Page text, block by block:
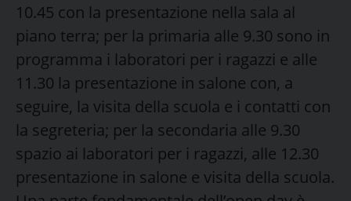
10.45 con la presentazione nella sala al
piano terra; per la primaria alle 9.30 sono in
programma i laboratori per i ragazzi e alle
11.30 la presentazione in salone con, a
seguire, la visita della scuola e i contatti con
la segreteria; per la secondaria alle 9.30
spazio ai laboratori per i ragazzi, alle 12.30
presentazione in salone e visita della scuola.